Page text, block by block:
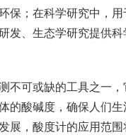
保；在科学研究中，
发、生态学研究提供科
不可或缺的工具之一
的酸碱度，确保人们生
展，酸度计的应用范